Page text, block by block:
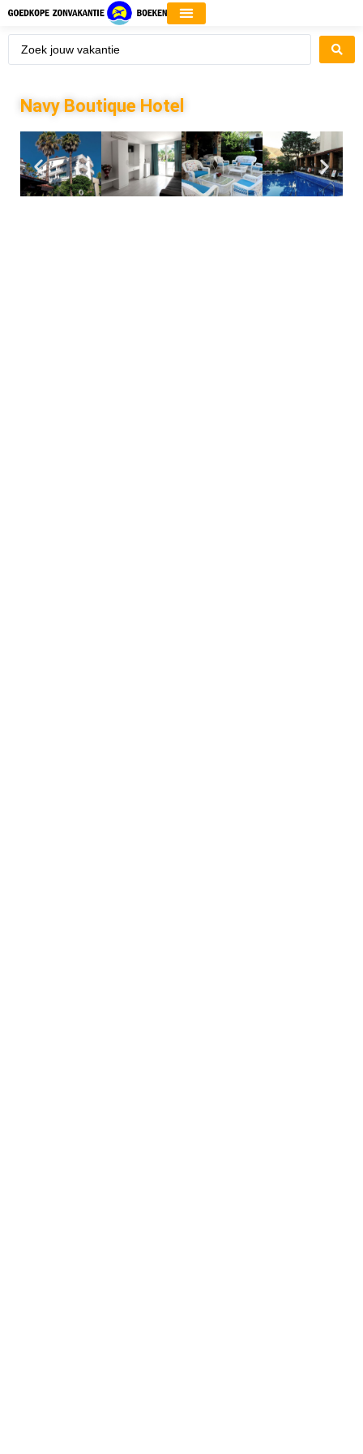
Navy Boutique Hotel